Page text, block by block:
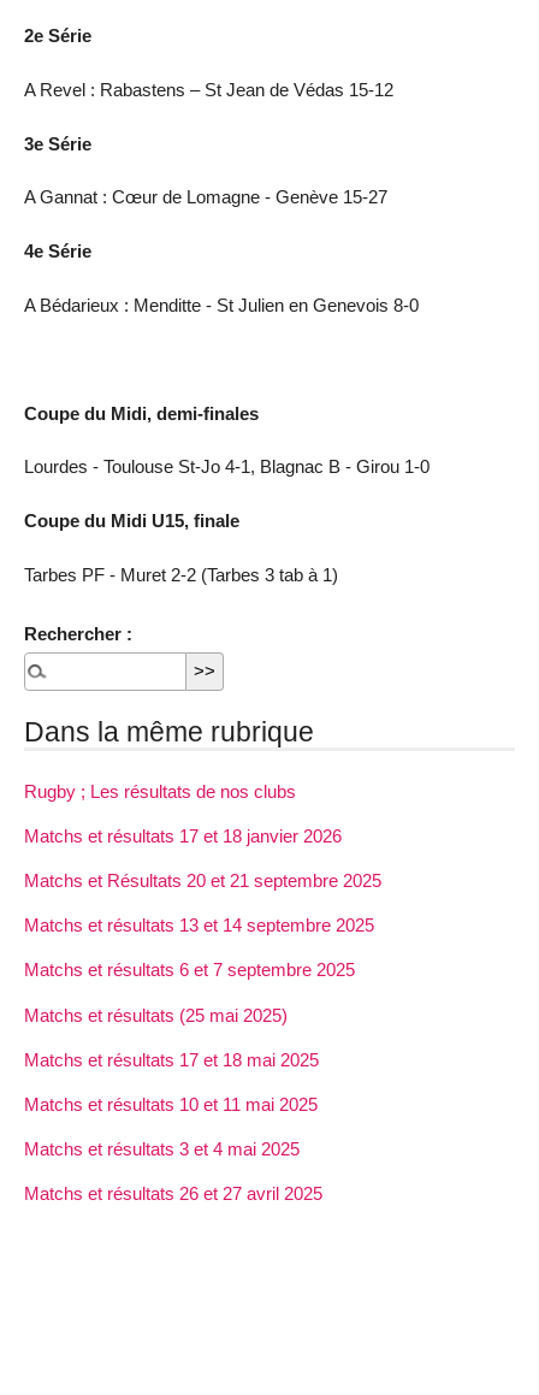
2e Série
A Revel : Rabastens – St Jean de Védas 15-12
3e Série
A Gannat : Cœur de Lomagne - Genève 15-27
4e Série
A Bédarieux : Menditte - St Julien en Genevois 8-0
Coupe du Midi, demi-finales
Lourdes - Toulouse St-Jo 4-1, Blagnac B - Girou 1-0
Coupe du Midi U15, finale
Tarbes PF - Muret 2-2 (Tarbes 3 tab à 1)
Rechercher :
Dans la même rubrique
Rugby ; Les résultats de nos clubs
Matchs et résultats 17 et 18 janvier 2026
Matchs et Résultats 20 et 21 septembre 2025
Matchs et résultats 13 et 14 septembre 2025
Matchs et résultats 6 et 7 septembre 2025
Matchs et résultats (25 mai 2025)
Matchs et résultats 17 et 18 mai 2025
Matchs et résultats 10 et 11 mai 2025
Matchs et résultats 3 et 4 mai 2025
Matchs et résultats 26 et 27 avril 2025